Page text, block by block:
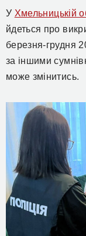
У Хмельницькій
йдеться про
березня-грудня
за іншими
може змінитись.